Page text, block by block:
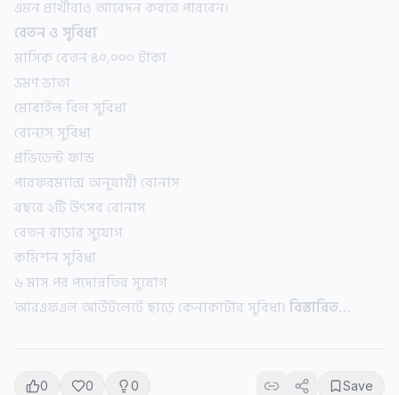
এমন প্রার্থীরাও আবেদন করতে পারবেন।
বেতন ও সুবিধা
মাসিক বেতন ৪০,০০০ টাকা
ভ্রমণ ভাতা
মোবাইল বিল সুবিধা
বোনাস সুবিধা
প্রভিডেন্ট ফান্ড
পারফরম্যান্স অনুযায়ী বোনাস
বছরে ২টি উৎসব বোনাস
বেতন বাড়ার সুযোগ
কমিশন সুবিধা
৬ মাস পর পদোন্নতির সুযোগ
আরএফএল আউটলেটে ছাড়ে কেনাকাটার সুবিধা। বিস্তারিত…
0 0 0 Save